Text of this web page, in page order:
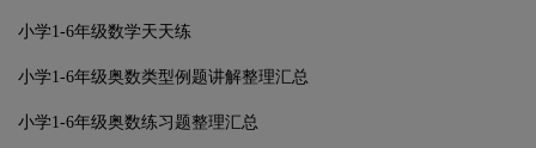
小学1-6年级数学天天练
小学1-6年级奥数类型例题讲解整理汇总
小学1-6年级奥数练习题整理汇总